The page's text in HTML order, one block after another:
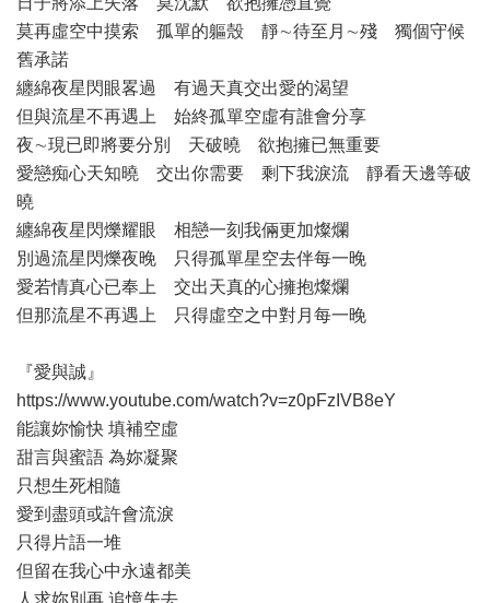
莫再虛空中摸索 孤單的軀殼 靜∼待至月∼殘 獨個守候
舊承諾
纏綿夜星閃眼畧過 有過天真交出愛的渴望
但與流星不再遇上 始終孤單空虛有誰會分享
夜∼現已即將要分別 天破曉 欲抱擁已無重要
愛戀痴心天知曉 交出你需要 剩下我淚流 靜看天邊等破
曉
纏綿夜星閃爍耀眼 相戀一刻我倆更加燦爛
別過流星閃爍夜晚 只得孤單星空去伴每一晚
愛若情真心已奉上 交出天真的心擁抱燦爛
但那流星不再遇上 只得虛空之中對月每一晚
『愛與誠』
https://www.youtube.com/watch?v=z0pFzIVB8eY
能讓妳愉快 填補空虛
甜言與蜜語 為妳凝聚
只想生死相隨
愛到盡頭或許會流淚
只得片語一堆
但留在我心中永遠都美
人求妳別再 追憶失去